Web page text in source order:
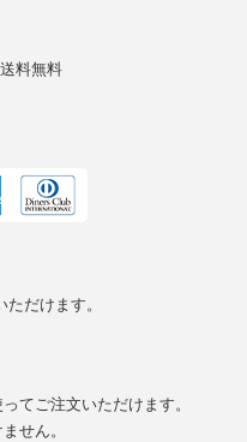
料無料
だけます。
てご注文いただけます。
せん。